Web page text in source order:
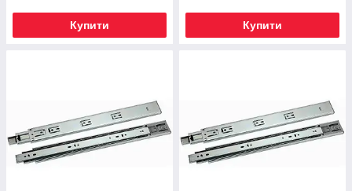
Купити Купити